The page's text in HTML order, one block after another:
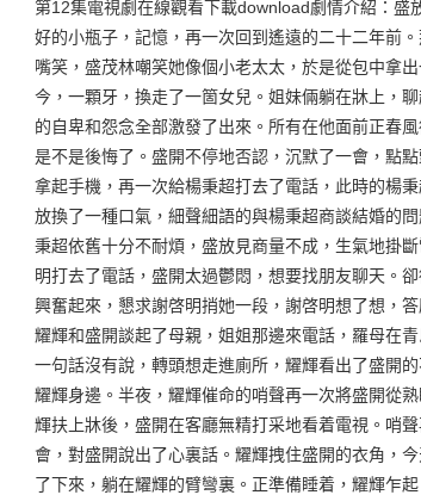
第12集電視劇在線觀看下載download劇情介紹：
好的小瓶子，記憶，再一次回到遙遠的二十二年前
嘴笑，盛茂林嘲笑她像個小老太太，於是從包中拿
今，一顆牙，換走了一箇女兒。姐妹倆躺在牀上，
的自卑和怨念全部激發了出來。所有在他面前正春
是不是後悔了。盛開不停地否認，沉默了一會，點
拿起手機，再一次給楊秉超打去了電話，此時的楊
放換了一種口氣，細聲細語的與楊秉超商談結婚的
秉超依舊十分不耐煩，盛放見商量不成，生氣地掛
明打去了電話，盛開太過鬱悶，想要找朋友聊天。
興奮起來，懇求謝啓明捎她一段，謝啓明想了想，
耀輝和盛開談起了母親，姐姐那邊來電話，羅母在
一句話沒有說，轉頭想走進廁所，耀輝看出了盛開
耀輝身邊。半夜，耀輝催命的哨聲再一次將盛開從
輝扶上牀後，盛開在客廳無精打采地看着電視。哨
會，對盛開說出了心裏話。耀輝拽住盛開的衣角，
了下來，躺在耀輝的臂彎裏。正準備睡着，耀輝乍